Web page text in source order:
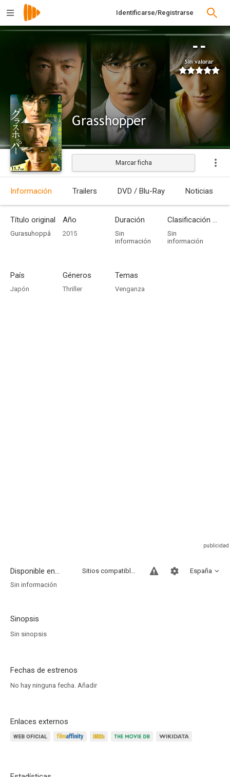
Identificarse/Registrarse
--
Sin valorar
Grasshopper
Estrenada
Marcar ficha
Información Trailers DVD / Blu-Ray Noticias
Título original
Gurasuhoppâ
Año
2015
Duración
Sin
información
Clasificación por edades
Sin
información
País
Japón
Géneros
Thriller
Temas
Venganza
Disponible en... España
Sitios compatibles
Sin información
Sinopsis
Sin sinopsis
Fechas de estrenos
No hay ninguna fecha. Añadir
Enlaces externos